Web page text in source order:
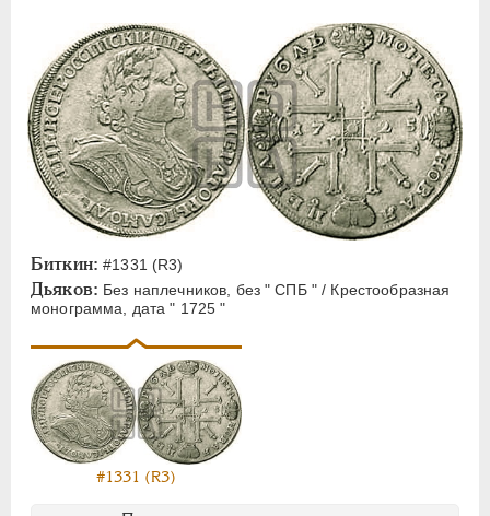
Биткин: #1331 (R3)
Дьяков: Без наплечников, без " СПБ " / Крестообразная
монограмма, дата " 1725 "
#1331 (R3)